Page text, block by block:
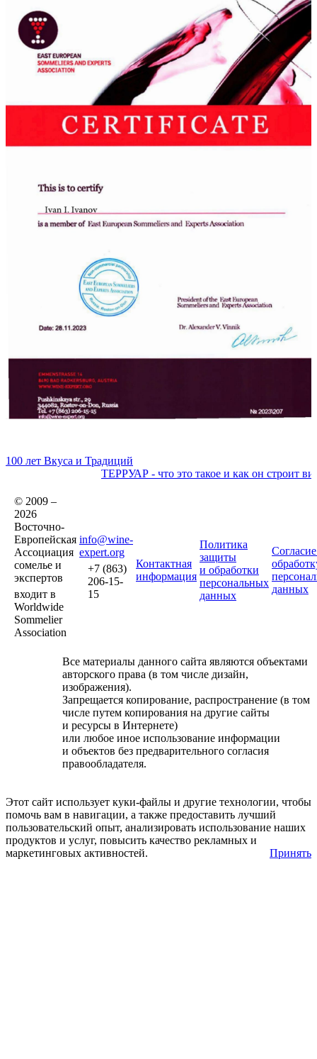
100 лет Вкуса и Традиций
ТЕРРУАР - что это такое и как он строит
© 2009 –
2026
Восточно-
Европейская
Ассоциация
сомелье и
экспертов
входит в
Worldwide
Sommelier
Association
info@wine-
expert.org
+7 (863)
206-15-
15
Контактная
информация
Политика
защиты
и обработки
персональных
данных
данных
Все материалы данного сайта являются объектами
авторского права (в том числе дизайн,
изображения).
Запрещается копирование, распространение (в том
числе путем копирования на другие сайты
и ресурсы в Интернете)
или любое иное использование информации
и объектов без предварительного согласия
правообладателя.
Этот сайт использует куки-файлы и другие технологии, чтобы
помочь вам в навигации, а также предоставить лучший
пользовательский опыт, анализировать использование наших
продуктов и услуг, повысить качество рекламных и
маркетинговых активностей.
Принять